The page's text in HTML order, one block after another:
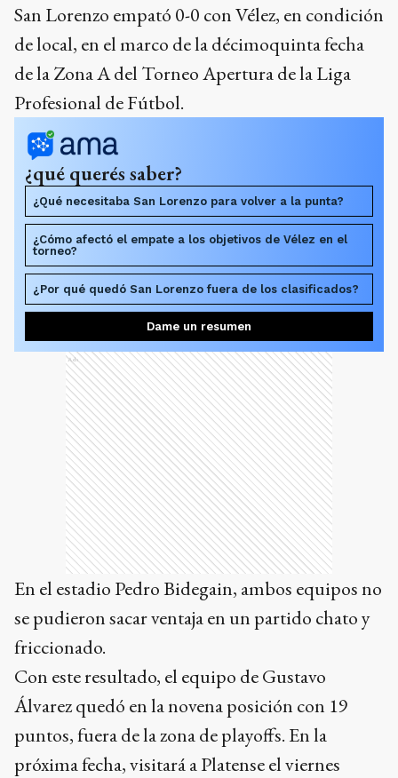
San Lorenzo empató 0-0 con Vélez, en condición
de local, en el marco de la décimoquinta fecha
de la Zona A del Torneo Apertura de la Liga
Profesional de Fútbol.
¿qué querés saber?
¿Qué necesitaba San Lorenzo para volver a la punta?
¿Cómo afectó el empate a los objetivos de Vélez en el
torneo?
¿Por qué quedó San Lorenzo fuera de los clasificados?
Dame un resumen
Ads
En el estadio Pedro Bidegain, ambos equipos no
se pudieron sacar ventaja en un partido chato y
friccionado.
Con este resultado, el equipo de Gustavo
Álvarez quedó en la novena posición con 19
puntos, fuera de la zona de playoffs. En la
próxima fecha, visitará a Platense el viernes